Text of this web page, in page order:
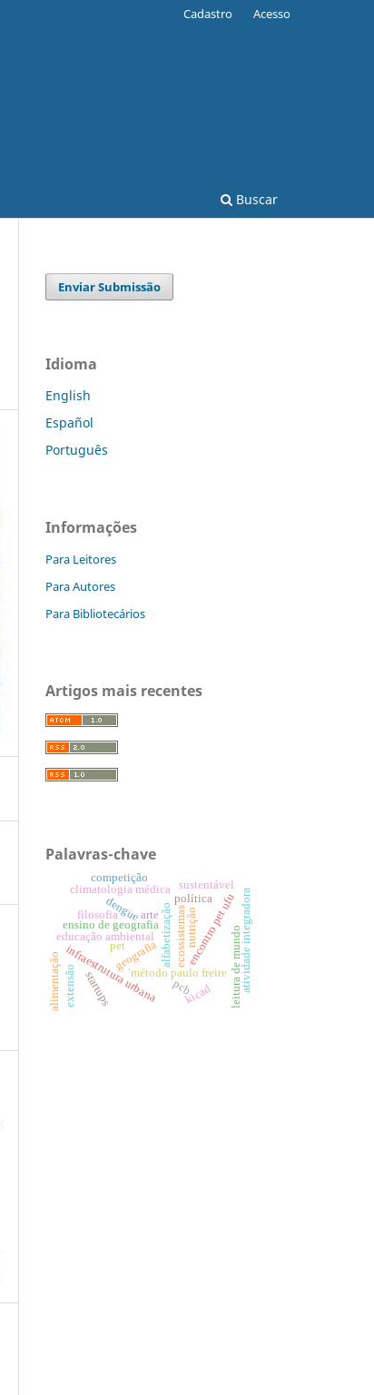
Buscar
Cadastro Acesso
Enviar Submissão
Idioma
English
Español
Português
Informações
Para Leitores
Para Autores
Para Bibliotecários
Artigos mais recentes
Palavras-chave
ensino de geografia alfabetização
´método paulo freire leitura de mundo
geografia
educação ambiental
infraestrutura urbana
dengue
climatologia médica
ecossistemas
startups
encontro pet ufu
nutrição
alimentação
competição
sustentável
pet atividade integradora
extensão pcbkicad
filosofia arte
política